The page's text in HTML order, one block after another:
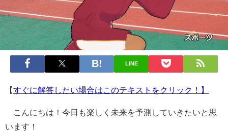
LINE
【すぐに解答したい場合はこのテキストをクリック！】
こんにちは！今日も楽しく未来を予測していきたいと思
います！